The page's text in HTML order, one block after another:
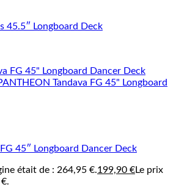
45.5″ Longboard Deck
45″ Longboard Dancer Deck
était de : 264,95 €.199,90 €Le prix